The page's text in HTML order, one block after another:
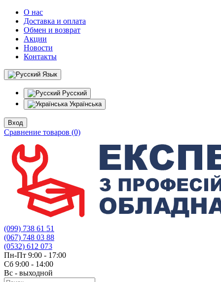
О нас
Доставка и оплата
Обмен и возврат
Акции
Новости
Контакты
Язык
Русский
Українська
Вход
Сравнение товаров (0)
(099) 738 61 51
(067) 748 03 88
(0532) 612 073
Пн-Пт 9:00 - 17:00
Сб 9:00 - 14:00
Вс - выходной